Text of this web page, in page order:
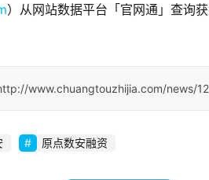
）从网站数据平台「官网通」查询
www.chuangtouzhijia.com/news/
原点数安融资